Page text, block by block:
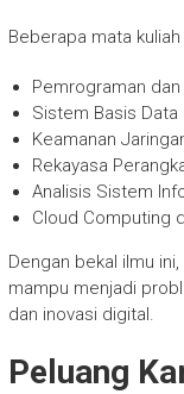
Beberapa mata
Pemrograman
Sistem Basis Data
Keamanan
Rekayasa
Analisis Sistem
Cloud Computing
Dengan bekal ilmu
mampu menjadi
dan inovasi digital.
Peluang